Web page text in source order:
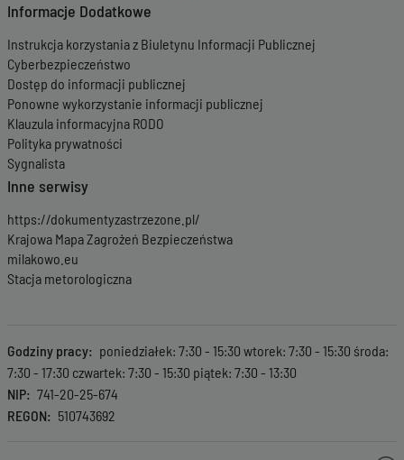
Informacje Dodatkowe
Instrukcja korzystania z Biuletynu Informacji Publicznej
Cyberbezpieczeństwo
Dostęp do informacji publicznej
Ponowne wykorzystanie informacji publicznej
Klauzula informacyjna RODO
Polityka prywatności
Sygnalista
Inne serwisy
https://dokumentyzastrzezone.pl/
Krajowa Mapa Zagrożeń Bezpieczeństwa
milakowo.eu
Stacja metorologiczna
Godziny pracy
poniedziałek: 7:30 - 15:30 wtorek: 7:30 - 15:30 środa:
7:30 - 17:30 czwartek: 7:30 - 15:30 piątek: 7:30 - 13:30
NIP
741-20-25-674
REGON
510743692